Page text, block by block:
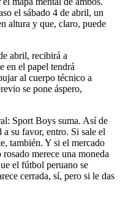
el sábado 4 de abril, un
altura y que, claro, puede
abril, recibirá a
en el papel tendrá
al cuerpo técnico a
se pone áspero,
Sport Boys suma. Así de
su favor, entro. Si sale el
también. Y si el mercado
merece una moneda
el fútbol peruano se
cerrada, sí, pero si le das